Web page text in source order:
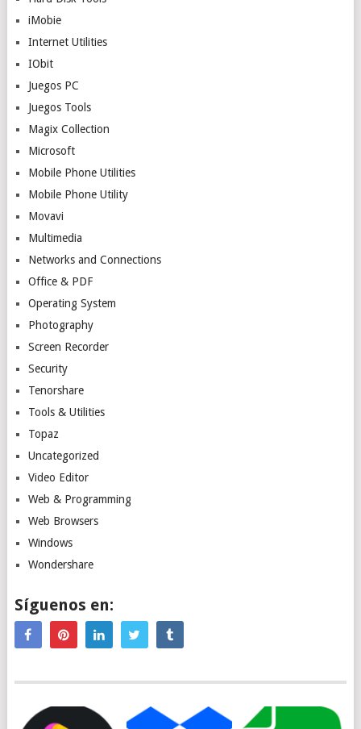
iMobie
Internet Utilities
IObit
Juegos PC
Juegos Tools
Magix Collection
Microsoft
Mobile Phone Utilities
Mobile Phone Utility
Movavi
Multimedia
Networks and Connections
Office & PDF
Operating System
Photography
Screen Recorder
Security
Tenorshare
Tools & Utilities
Topaz
Uncategorized
Video Editor
Web & Programming
Web Browsers
Windows
Wondershare
Síguenos en: